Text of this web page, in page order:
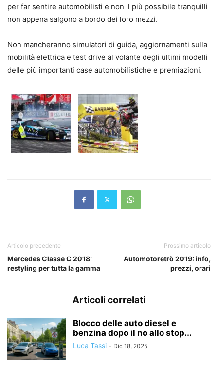
per far sentire automobilisti e non il più possibile tranquilli
non appena salgono a bordo dei loro mezzi.
Non mancheranno simulatori di guida, aggiornamenti sulla
mobilità elettrica e test drive al volante degli ultimi modelli
delle più importanti case automobilistiche e premiazioni.
Articolo precedente
Mercedes Classe C 2018:
restyling per tutta la gamma
Prossimo articolo
Automotoretrò 2019: info,
prezzi, orari
Articoli correlati
Blocco delle auto diesel e
benzina dopo il no allo stop...
Luca Tassi - Dic 18, 2025